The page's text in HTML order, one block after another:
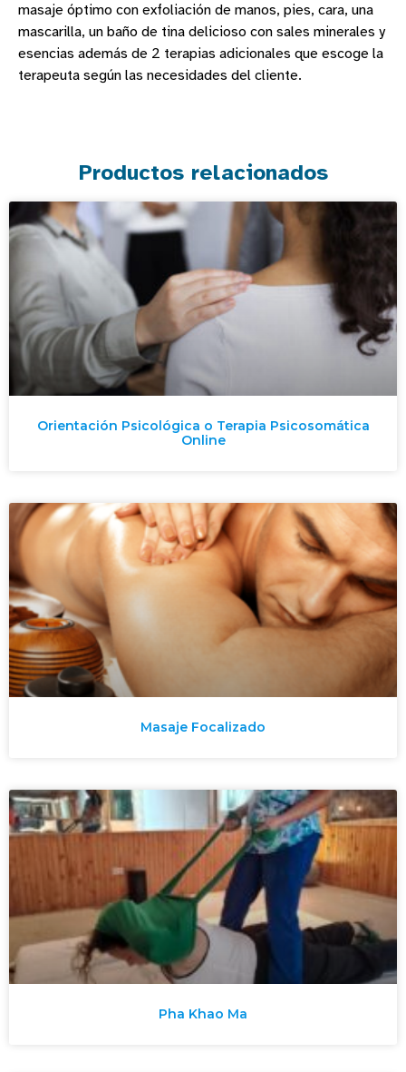
masaje óptimo con exfoliación de manos, pies, cara, una
mascarilla, un baño de tina delicioso con sales minerales y
esencias además de 2 terapias adicionales que escoge la
terapeuta según las necesidades del cliente.
Productos relacionados
Orientación Psicológica o Terapia Psicosomática
Online
Masaje Focalizado
Pha Khao Ma